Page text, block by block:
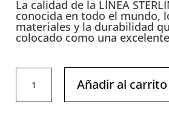
La calidad de la LÍNEA
conocida en todo el mundo,
materiales y la durabilidad
colocado como una
CRUNCH
Abdominal
Añadir al carrito